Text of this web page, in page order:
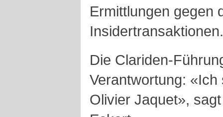
Ermittlungen gegen
Insidertransaktionen.
Die Clariden-
Verantwortung:
Olivier Jaquet»,